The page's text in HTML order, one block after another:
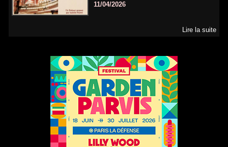
11/04/2026
Lire la suite